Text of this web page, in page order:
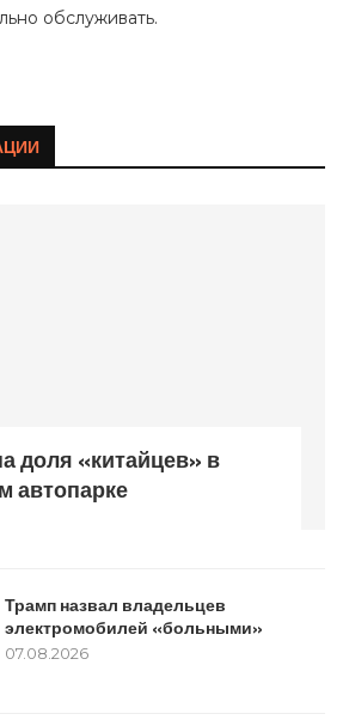
обслуживать.
доля «китайцев» в
автопарке
Трамп назвал владельцев
электромобилей «больными»
07.08.2026